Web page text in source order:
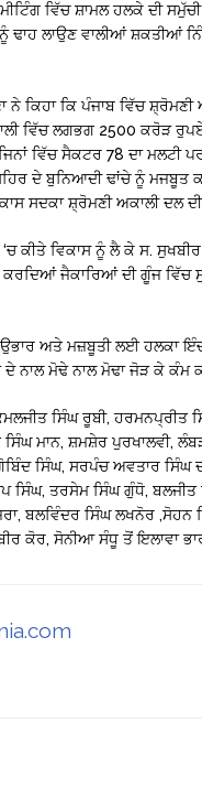
ਵਿੱਚ ਸ਼ਾਮਲ ਹਲਕੇ ਦੀ
ਢਾਹ ਲਾਉਣ ਵਾਲੀਆਂ ਸ਼ਕਤੀਆਂ
ਕਿਹਾ ਕਿ ਪੰਜਾਬ ਵਿੱਚ
ਵਿੱਚ ਲਗਭਗ 2500 ਕਰੋੜ
ਵਿੱਚ ਸੈਕਟਰ 78 ਦਾ ਮਲਟੀ
ਦੇ ਬੁਨਿਆਦੀ ਢਾਂਚੇ ਨੂੰ ਮਜਬੂਤ
ਸਦਕਾ ਸ਼੍ਰੋਮਣੀ ਅਕਾਲੀ ਦਲ
ਕੀਤੇ ਵਿਕਾਸ ਨੂੰ ਲੈ ਕੇ ਸ.
ਜੈਕਾਰਿਆਂ ਦੀ ਗੂੰਜ ਵਿੱਚ
ਉਭਾਰ ਅਤੇ ਮਜ਼ਬੂਤੀ ਲਈ ਹਲਕਾ
ਨਾਲ ਮੋਢੇ ਨਾਲ ਮੋਢਾ ਜੋੜ ਕੇ ਕੰਮ
ਸਿੰਘ ਰੂਬੀ, ਹਰਮਨਪ੍ਰੀਤ
ਸਿੰਘ ਮਾਨ, ਸ਼ਮਸ਼ੇਰ ਪੁਰਖਾਲਵੀ,
ਸਿੰਘ, ਸਰਪੰਚ ਅਵਤਾਰ ਸਿੰਘ
ਸਿੰਘ, ਤਰਸੇਮ ਸਿੰਘ ਗੁੰਧੋ,
ਬਲਵਿੰਦਰ ਸਿੰਘ ਲਖਨੋਰ ,ਸੋਹਨ
ਕੋਰ, ਸੋਨੀਆ ਸੰਧੂ ਤੋਂ ਇਲਾਵਾ